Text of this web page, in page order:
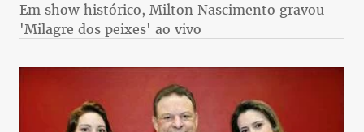
Em show histórico, Milton Nascimento gravou
'Milagre dos peixes' ao vivo